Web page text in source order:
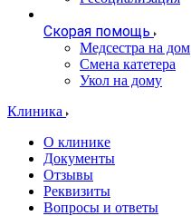
Скорая помощь
Медсестра на дом
Смена катетера
Укол на дому
Клиника
О клинике
Документы
Отзывы
Реквизиты
Вопросы и ответы